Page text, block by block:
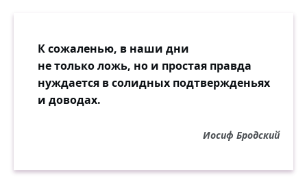
К сожаленью, в наши дни
не только ложь, но и простая правда
нуждается в солидных подтвержденьях
и доводах.
Иосиф Бродский